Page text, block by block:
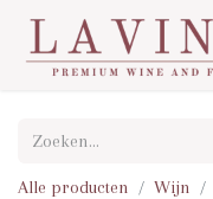
Alle producten Wijn